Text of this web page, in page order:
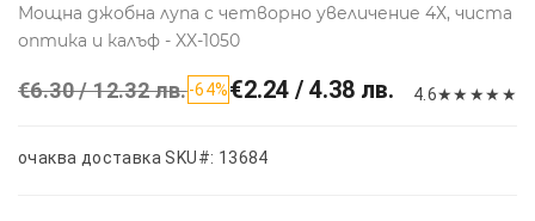
Мощна джобна лупа с четворно увеличение 4Х, чиста
оптика и калъф - XX-1050
€6.30 / 12.32 лв.-64%€2.24 / 4.38 лв. 4.6★★ ★★ ★
очаква доставка SKU#: 13684